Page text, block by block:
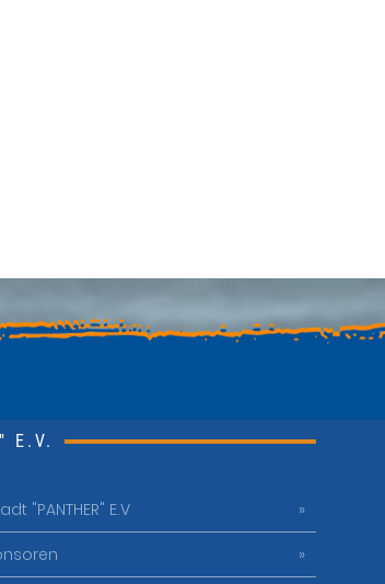
E.V.
"PANTHER" E.V